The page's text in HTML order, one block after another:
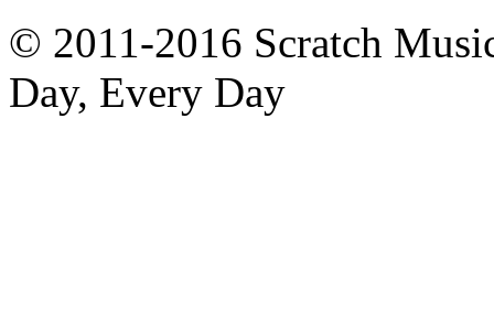
© 2011-2016 Scratch
Day, Every Day